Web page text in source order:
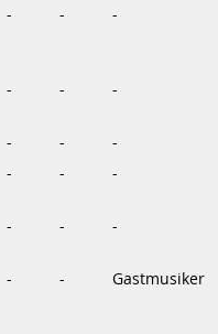
- - -
- - -
- -
-
- - -
- - -
- - Gastmusiker